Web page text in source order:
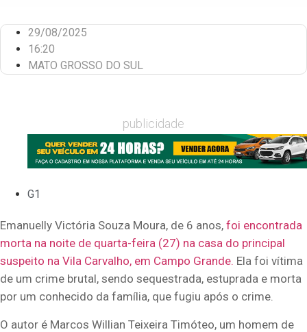
29/08/2025
16:20
MATO GROSSO DO SUL
publicidade
G1
Emanuelly Victória Souza Moura, de 6 anos, foi encontrada
morta na noite de quarta-feira (27) na casa do principal
suspeito na Vila Carvalho, em Campo Grande. Ela foi vítima
de um crime brutal, sendo sequestrada, estuprada e morta
por um conhecido da família, que fugiu após o crime.
O autor é Marcos Willian Teixeira Timóteo, um homem de